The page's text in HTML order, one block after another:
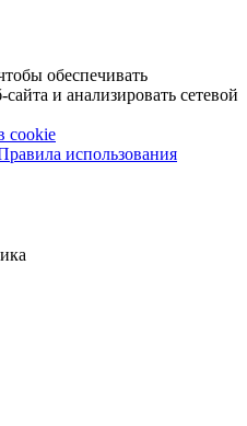
обеспечивать
и анализировать сетевой
cookie
использования